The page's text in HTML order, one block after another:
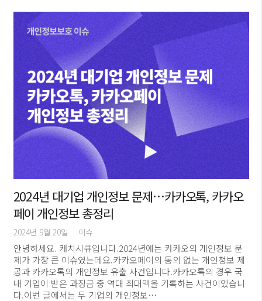
2024년 대기업 개인정보 문제…카카오톡, 카카오
페이 개인정보 총정리
2024년 9월 20일 이슈
안녕하세요. 캐치시큐입니다.2024년에는 카카오의 개인정보 문
제가 가장 큰 이슈였는데요.카카오페이의 동의 없는 개인정보 제
공과 카카오톡의 개인정보 유출 사건입니다.카카오톡의 경우 국
내 기업이 받은 과징금 중 역대 최대액을 기록하는 사건이었습니
다.이번 글에서는 두 기업의 개인정보…